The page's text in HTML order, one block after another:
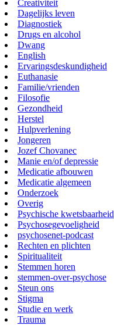
Creativiteit
Dagelijks leven
Diagnostiek
Drugs en alcohol
Dwang
English
Ervaringsdeskundigheid
Euthanasie
Familie/vrienden
Filosofie
Gezondheid
Herstel
Hulpverlening
Jongeren
Jozef Chovanec
Manie en/of depressie
Medicatie afbouwen
Medicatie algemeen
Onderzoek
Overig
Psychische kwetsbaarheid
Psychosegevoeligheid
psychosenet-podcast
Rechten en plichten
Spiritualiteit
Stemmen horen
stemmen-over-psychose
Steun ons
Stigma
Studie en werk
Trauma